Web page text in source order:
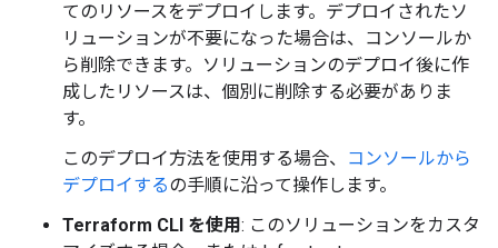
てのリソースをデプロイします。デプロイされたソ
リューションが不要になった場合は、コンソールか
ら削除できます。ソリューションのデプロイ後に作
成したリソースは、個別に削除する必要がありま
す。
このデプロイ方法を使用する場合、
コンソールから
デプロイするの手順に沿って操作します。
Terraform CLI を使用: このソリューションをカスタ